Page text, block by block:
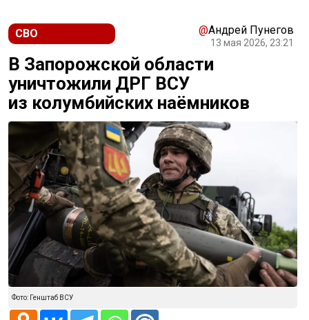
СВО @Андрей Пунегов
13 мая 2026, 23:21
В Запорожской области
уничтожили ДРГ ВСУ
из колумбийских наёмников
Фото: Генштаб ВСУ